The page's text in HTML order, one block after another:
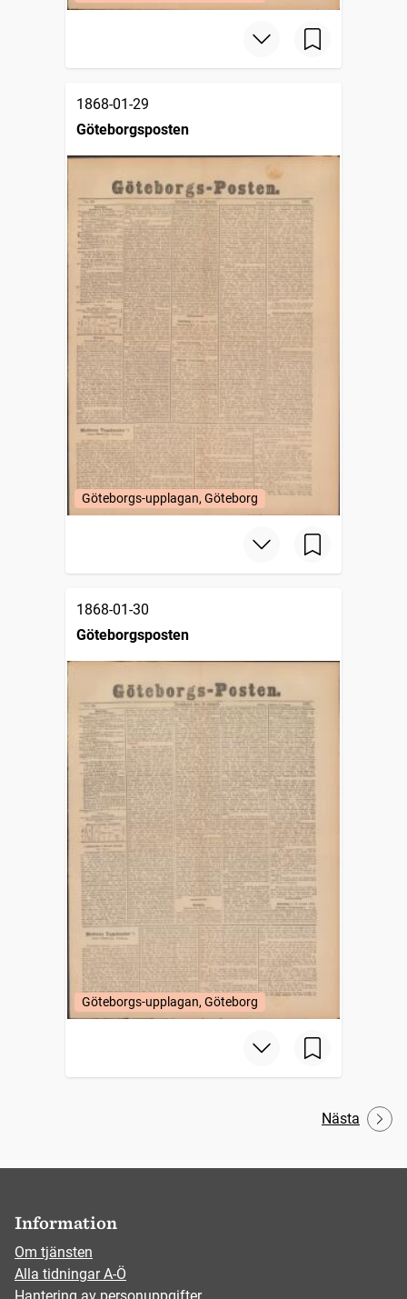
1868-01-29
Göteborgsposten
Göteborgs-upplagan, Göteborg
1868-01-30
Göteborgsposten
Göteborgs-upplagan, Göteborg
Nästa
Information
Om tjänsten
Alla tidningar A-Ö